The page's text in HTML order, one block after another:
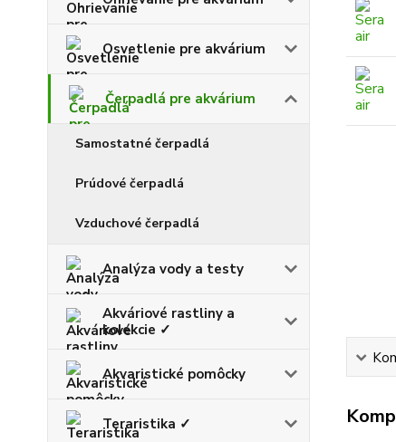
Osvetlenie pre akvárium
Čerpadlá pre akvárium
Samostatné čerpadlá
Prúdové čerpadlá
Vzduchové čerpadlá
Analýza vody a testy
Akváriové rastliny a
kolekcie ✓
Akvaristické pomôcky
Teraristika ✓